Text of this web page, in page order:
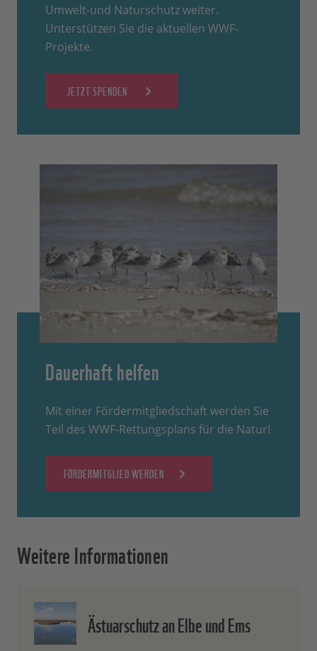
Umwelt-und Naturschutz weiter.
Unterstützen Sie die aktuellen WWF-
Projekte.
JETZT SPENDEN
Dauerhaft helfen
Mit einer Fördermitgliedschaft werden Sie
Teil des WWF-Rettungsplans für die Natur!
FÖRDERMITGLIED WERDEN
Weitere Informationen
Ästuarschutz an Elbe und Ems